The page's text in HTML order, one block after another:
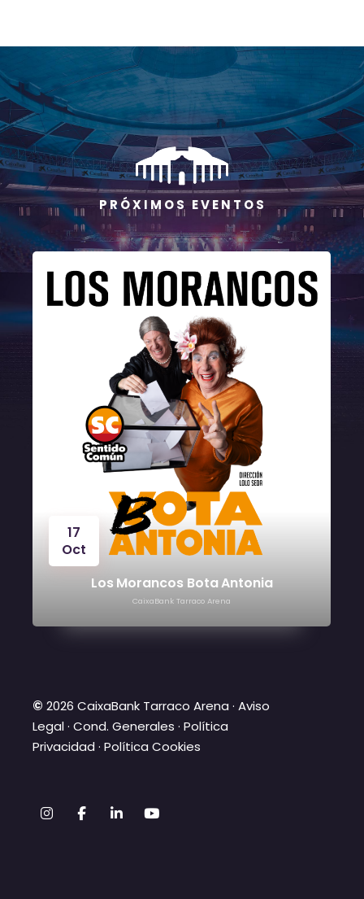
P R Ó X I M O S E V E N T O S
17
Oct
Los Morancos Bota Antonia
CaixaBank Tarraco Arena
© 2026 CaixaBank Tarraco Arena · Aviso
Legal·Cond. Generales ·Política
Privacidad ·Política Cookies